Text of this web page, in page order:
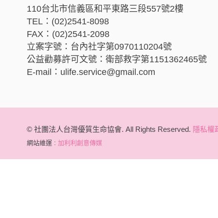
110台北市信義區和平東路三段557號2樓
TEL：(02)2541-8098
FAX：(02)2541-2098
立案字號：台內社字第0970110204號
公益勸募許可文號：衛部救字第1151362465號
E-mail：ulife.service@gmail.com
© 社團法人台灣優質生命協會. All Rights Reserved. 隱私權
網站維運 : 加利利創意傳媒